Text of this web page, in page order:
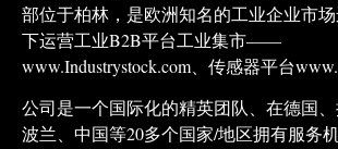
部位于柏林，是欧洲知名的工业企业市
下运营工业B2B平台工业集市——
www.Industrystock.com、传感器平台
公司是一个国际化的精英团队、在德国、
波兰、中国等20多个国家/地区拥有服务